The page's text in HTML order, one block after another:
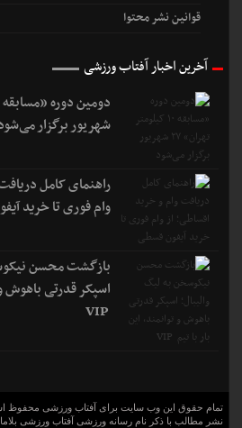
قوانین نشر محتوا
آخرین اخبار آفتاب ورزشی
شهریور برگزار می‌شود
راهنمای کامل
وام فوری تا خرید
بازگشت محسن
اسپکر قدرتی باهوش و
تمام حقوق این وب سایت برای آفتاب ورزشی محفوظ
نشر مطالب با ذکر نام رسانه ورزشی آفتاب ورزشی